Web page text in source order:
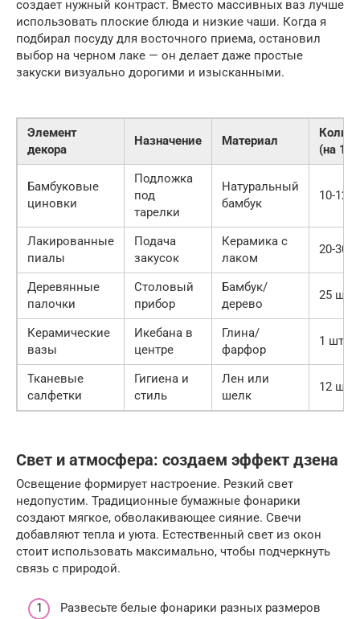
создает нужный контраст. Вместо массивных ваз лучше
использовать плоские блюда и низкие чаши. Когда я
подбирал посуду для восточного приема, остановил
выбор на черном лаке — он делает даже простые
закуски визуально дорогими и изысканными.
Элемент
декора
Назначение Материал
(на 1
Бамбуковые
циновки
Подложка
под
тарелки
Натуральный
бамбук
10-12
Лакированные
пиалы
Подача
закусок
Керамика с
лаком
20-30
Деревянные
палочки
Столовый
прибор
Бамбук/
дерево
25 шт.
Керамические
вазы
Икебана в
центре
Глина/
фарфор
1 шт.
Тканевые
салфетки
Гигиена и
стиль
Лен или
шелк
12 шт.
Свет и атмосфера: создаем эффект дзена
Освещение формирует настроение. Резкий свет
недопустим. Традиционные бумажные фонарики
создают мягкое, обволакивающее сияние. Свечи
добавляют тепла и уюта. Естественный свет из окон
стоит использовать максимально, чтобы подчеркнуть
связь с природой.
Развесьте белые фонарики разных размеров